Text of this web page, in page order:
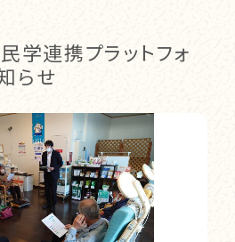
学連携プラットフォ
らせ